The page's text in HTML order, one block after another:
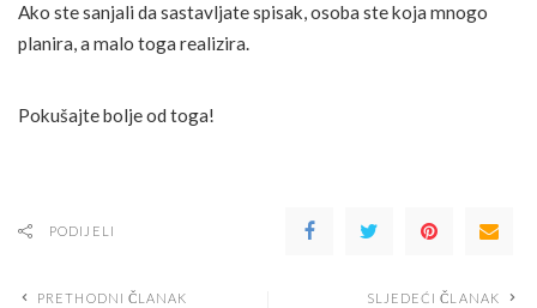
Ako ste sanjali da sastavljate spisak, osoba ste koja mnogo
planira, a malo toga realizira.
Pokušajte bolje od toga!
PODIJELI
PRETHODNI ČLANAK SLJEDEĆI ČLANAK